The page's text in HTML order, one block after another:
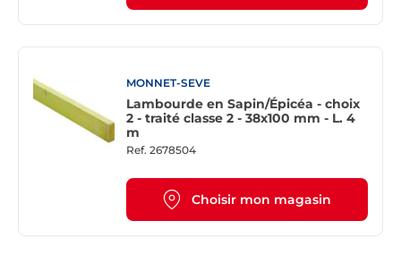
MONNET-SEVE
Lambourde en Sapin/Épicéa - choix
2 - traité classe 2 - 38x100 mm - L. 4
m
Ref. 2678504
Choisir mon magasin